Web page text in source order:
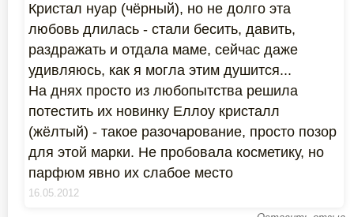
Кристал нуар (чёрный), но не долго эта
любовь длилась - стали бесить, давить,
раздражать и отдала маме, сейчас даже
удивляюсь, как я могла этим душится...
На днях просто из любопытства решила
потестить их новинку Еллоу кристалл
(жёлтый) - такое разочарование, просто позор
для этой марки. Не пробовала косметику, но
парфюм явно их слабое место
16.05.2012